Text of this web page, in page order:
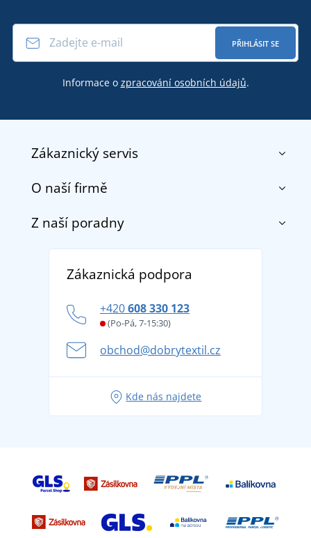
PŘIHLÁSIT SE
Informace o zpracování osobních údajů.
Zákaznický servis
Kontakt
Doprava a platba
Vrácení zboží a reklamace
Potisk a výšivka
Věrnostní program BONTIS +
O naší firmě
O nás
Z naší poradny
tradicí od roku 1976
Letní dobrodružství začíná balením aneb připravte
se na dovolenou bez starostí
Tipy na svěží outfity pro pohodové léto
Zákaznická podpora
+420608 330 123
(Po-Pá, 7-15:30)
obchod@dobrytextil.cz
Kde nás najdete